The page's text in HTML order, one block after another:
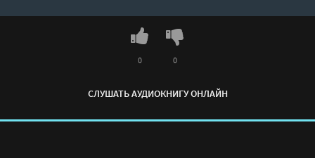
СЛУШАТЬ АУДИОКНИГУ ОНЛАЙН
0 0